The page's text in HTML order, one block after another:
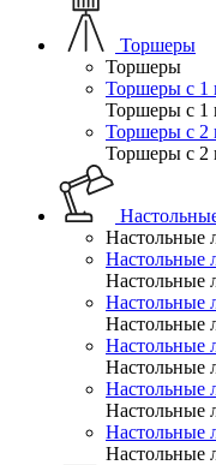
Торшеры
Торшеры
Торшеры с 1
Торшеры с 1
Торшеры с 2
Торшеры с 2
Настольные
Настольные
Настольные
Настольные
Настольные
Настольные
Настольные
Настольные
Настольные
Настольные
Настольные